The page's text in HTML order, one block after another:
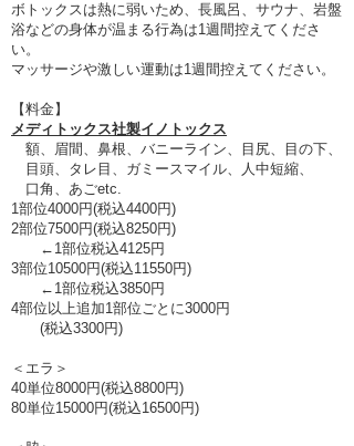
ボトックスは熱に弱いため、長風呂、サウナ、岩盤
浴などの身体が温まる行為は1週間控えてくださ
い。
マッサージや激しい運動は1週間控えてください。
【料金】
メディトックス社製イノトックス
額、眉間、鼻根、バニーライン、目尻、目の下、
目頭、タレ目、ガミースマイル、人中短縮、
口角、あごetc.
1部位4000円(税込4400円)
2部位7500円(税込8250円)
←1部位税込4125円
3部位10500円(税込11550円)
←1部位税込3850円
4部位以上追加1部位ごとに3000円
(税込3300円)
＜エラ＞
40単位8000円(税込8800円)
80単位15000円(税込16500円)